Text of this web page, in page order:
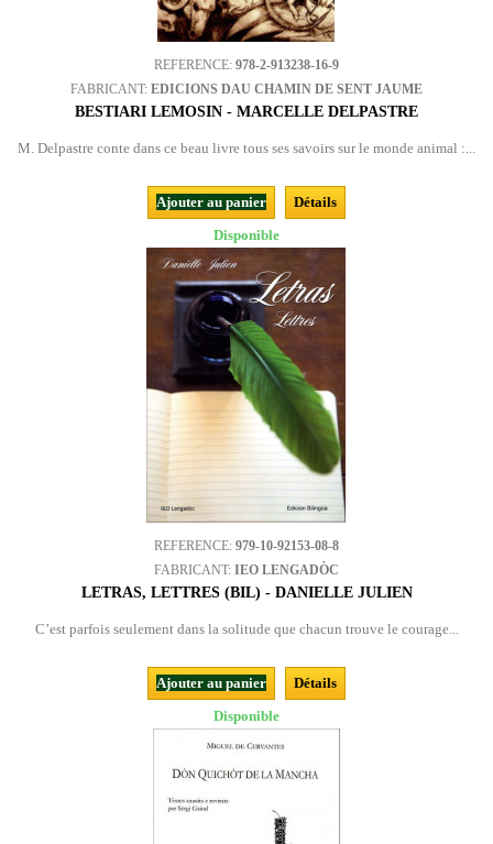
REFERENCE: 978-2-913238-16-9
FABRICANT: EDICIONS DAU CHAMIN DE SENT JAUME
BESTIARI LEMOSIN - MARCELLE DELPASTRE
M. Delpastre conte dans ce beau livre tous ses savoirs sur le monde animal :...
Ajouter au panier
Détails
Disponible
REFERENCE: 979-10-92153-08-8
FABRICANT: IEO LENGADÒC
LETRAS, LETTRES (BIL) - DANIELLE JULIEN
C’est parfois seulement dans la solitude que chacun trouve le courage...
Ajouter au panier
Détails
Disponible